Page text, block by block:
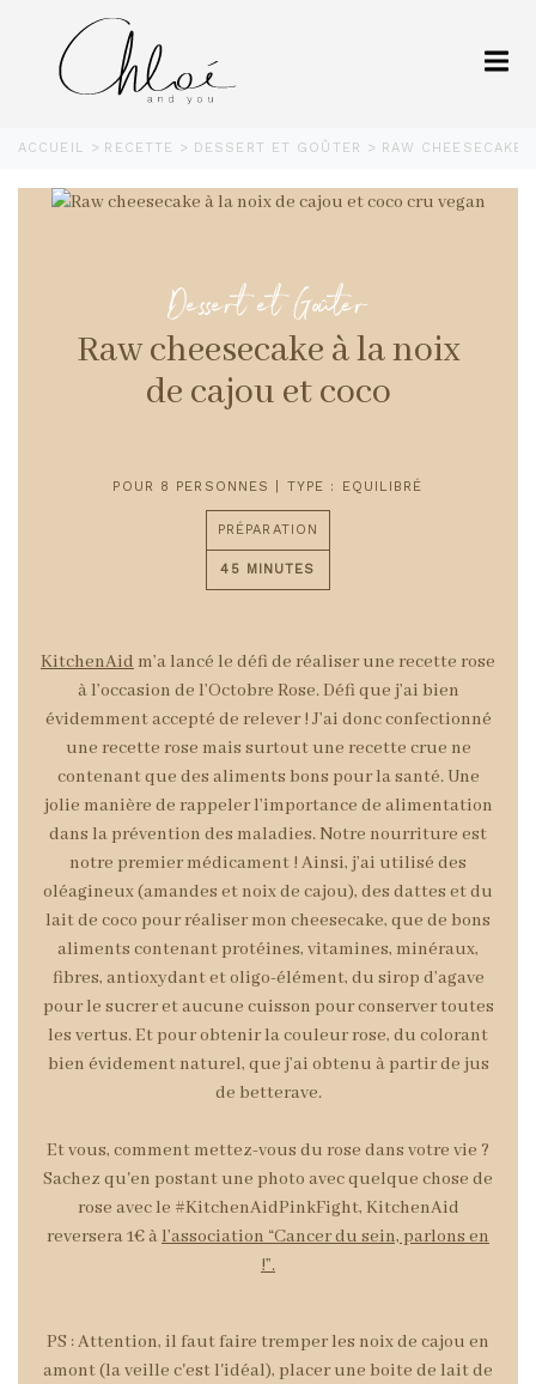
ACCUEIL RECETTE DESSERT ET GOÛTER RAW
Dessert et Goûter
Raw cheesecake à la noix
de cajou et coco
POUR 8 PERSONNES | TYPE : EQUILIBRÉ
PRÉPARATION
45 MINUTES
KitchenAid m’a lancé le défi de réaliser une recette rose
à l’occasion de l’Octobre Rose. Défi que j’ai bien
évidemment accepté de relever ! J’ai donc confectionné
une recette rose mais surtout une recette crue ne
contenant que des aliments bons pour la santé. Une
jolie manière de rappeler l’importance de alimentation
dans la prévention des maladies. Notre nourriture est
notre premier médicament ! Ainsi, j’ai utilisé des
oléagineux (amandes et noix de cajou), des dattes et du
lait de coco pour réaliser mon cheesecake, que de bons
aliments contenant protéines, vitamines, minéraux,
fibres, antioxydant et oligo-élément, du sirop d’agave
pour le sucrer et aucune cuisson pour conserver toutes
les vertus. Et pour obtenir la couleur rose, du colorant
bien évidement naturel, que j’ai obtenu à partir de jus
de betterave.
Et vous, comment mettez-vous du rose dans votre vie ?
Sachez qu'en postant une photo avec quelque chose de
rose avec le #KitchenAidPinkFight, KitchenAid
reversera 1€ à l’association “Cancer du sein, parlons en
!”.
PS : Attention, il faut faire tremper les noix de cajou en
amont (la veille c'est l'idéal), placer une boite de lait de